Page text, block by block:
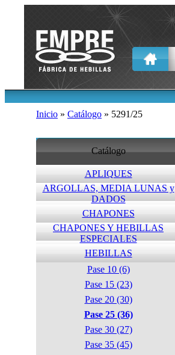
Inicio » Catálogo » 5291/25
Catálogo
APLIQUES
ARGOLLAS, MEDIA LUNAS y
DADOS
CHAPONES
CHAPONES Y HEBILLAS
ESPECIALES
HEBILLAS
Pase 10 (6)
Pase 15 (23)
Pase 20 (30)
Pase 25 (36)
Pase 30 (27)
Pase 35 (45)